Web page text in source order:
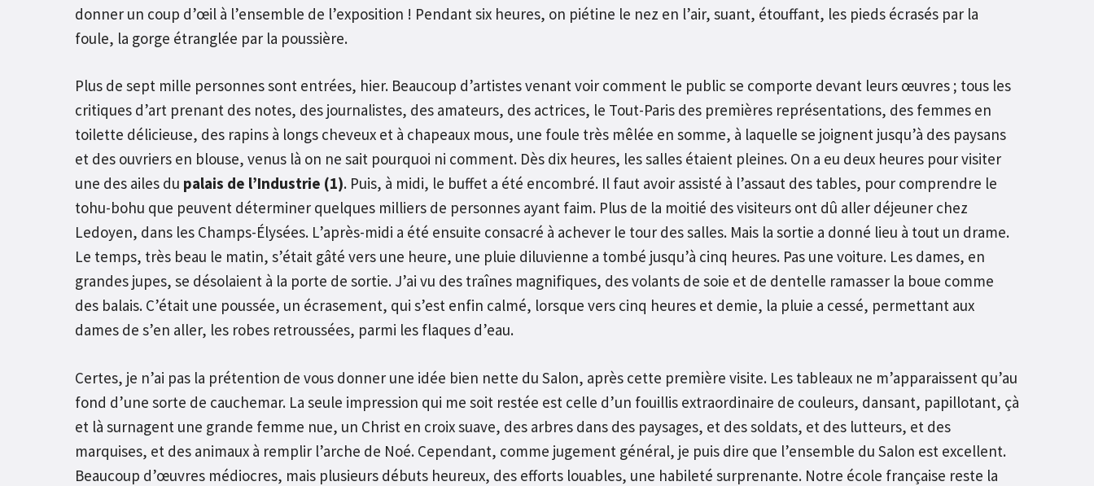
donner un coup d’œil à l’ensemble de l’exposition ! Pendant six heures, on piétine le nez en l’air, suant, étouffant, les pieds écrasés par la
foule, la gorge étranglée par la poussière.
Plus de sept mille personnes sont entrées, hier. Beaucoup d’artistes venant voir comment le public se comporte devant leurs œuvres ; tous les
critiques d’art prenant des notes, des journalistes, des amateurs, des actrices, le Tout-Paris des premières représentations, des femmes en
toilette délicieuse, des rapins à longs cheveux et à chapeaux mous, une foule très mêlée en somme, à laquelle se joignent jusqu’à des paysans
et des ouvriers en blouse, venus là on ne sait pourquoi ni comment. Dès dix heures, les salles étaient pleines. On a eu deux heures pour visiter
une des ailes du palais de l’Industrie (1). Puis, à midi, le buffet a été encombré. Il faut avoir assisté à l’assaut des tables, pour comprendre le
tohu-bohu que peuvent déterminer quelques milliers de personnes ayant faim. Plus de la moitié des visiteurs ont dû aller déjeuner chez
Ledoyen, dans les Champs-Élysées. L’après-midi a été ensuite consacré à achever le tour des salles. Mais la sortie a donné lieu à tout un drame.
Le temps, très beau le matin, s’était gâté vers une heure, une pluie diluvienne a tombé jusqu’à cinq heures. Pas une voiture. Les dames, en
grandes jupes, se désolaient à la porte de sortie. J’ai vu des traînes magnifiques, des volants de soie et de dentelle ramasser la boue comme
des balais. C’était une poussée, un écrasement, qui s’est enfin calmé, lorsque vers cinq heures et demie, la pluie a cessé, permettant aux
dames de s’en aller, les robes retroussées, parmi les flaques d’eau.
Certes, je n’ai pas la prétention de vous donner une idée bien nette du Salon, après cette première visite. Les tableaux ne m’apparaissent qu’au
fond d’une sorte de cauchemar. La seule impression qui me soit restée est celle d’un fouillis extraordinaire de couleurs, dansant, papillotant, çà
et là surnagent une grande femme nue, un Christ en croix suave, des arbres dans des paysages, et des soldats, et des lutteurs, et des
marquises, et des animaux à remplir l’arche de Noé. Cependant, comme jugement général, je puis dire que l’ensemble du Salon est excellent.
Beaucoup d’œuvres médiocres, mais plusieurs débuts heureux, des efforts louables, une habileté surprenante. Notre école française reste la